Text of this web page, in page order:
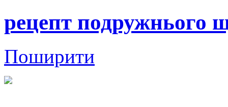
рецепт подружнього
Поширити